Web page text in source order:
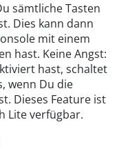
sämtliche Tasten
Dies kann dann
mit einem
hast. Keine Angst:
hast, schaltet
wenn Du die
Dieses Feature ist
Lite verfügbar.